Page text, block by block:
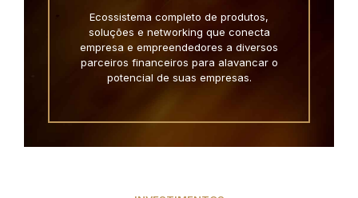
Ecossistema completo de produtos,
soluções e networking que conecta
empresa e empreendedores a diversos
parceiros financeiros para alavancar o
potencial de suas empresas.